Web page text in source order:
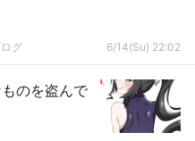
グ 6/14(Su) 22:02
のを盗んで